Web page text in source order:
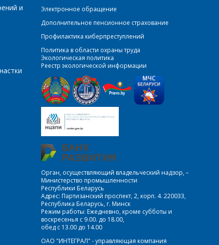
и
Электронное обращение
Дополнительное пенсионное страхование
Профилактика киберпреступлений
Политика в области охраны труда
Экологическая политика
Реестр экологической информации
Орган, осуществляющий владельческий надзор, –
Министерство промышленности
Республики Беларусь
Адрес: Партизанский проспект, 2, корп. 4. 220033,
Республика Беларусь, г. Минск
Режим работы: Ежедневно, кроме субботы и
воскресенья с 9.00. до 18.00,
обед с 13.00 до 14.00
ОАО "ИНТЕГРАЛ" - управляющая компания